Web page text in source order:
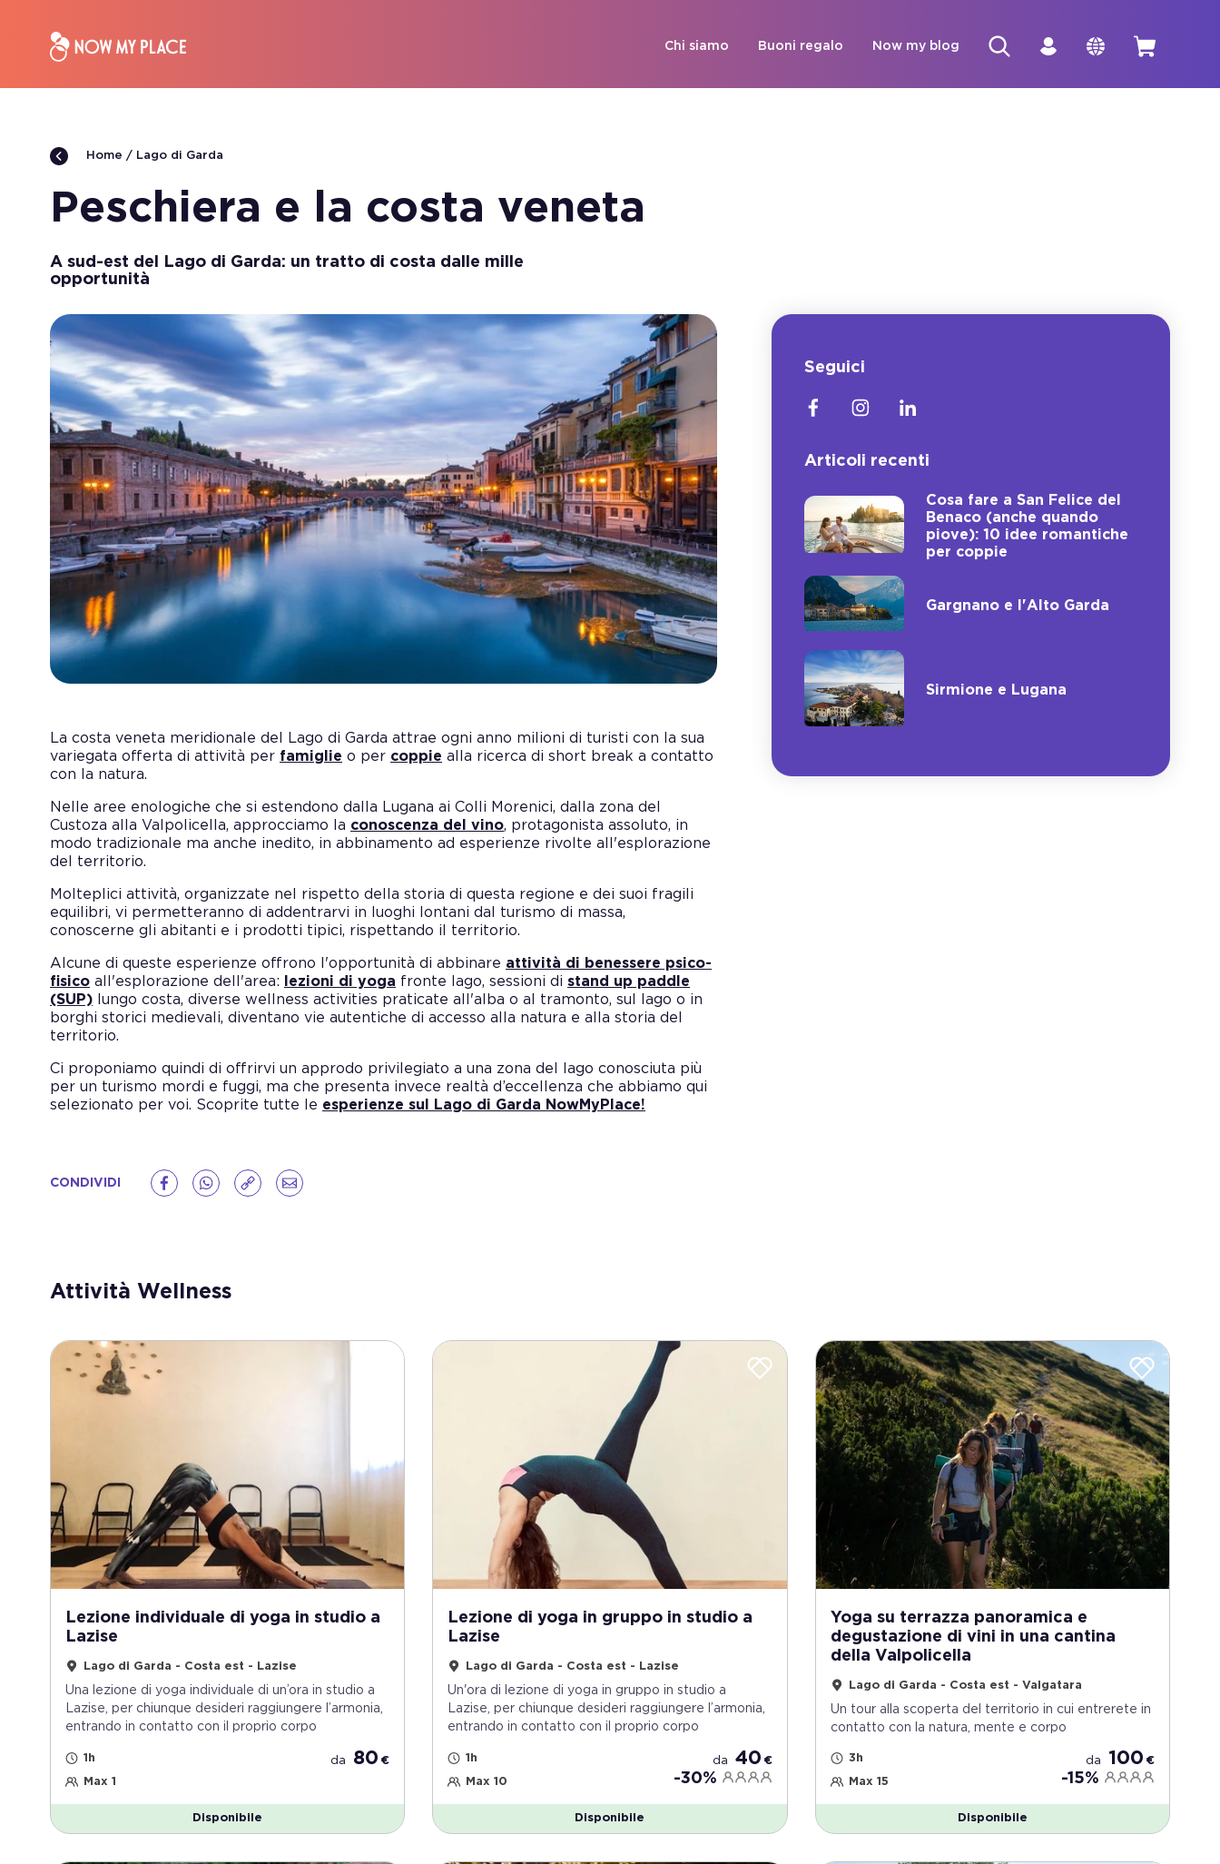
Chi siamo Buoni regalo Now my blog
Home Lago di Garda
Peschiera e la costa veneta
A sud-est del Lago di Garda: un tratto di costa dalle mille
opportunità
La costa veneta meridionale del Lago di Garda attrae ogni anno milioni di turisti con la sua
variegata offerta di attività per famiglie o per coppie alla ricerca di short break a contatto
con la natura.
Nelle aree enologiche che si estendono dalla Lugana ai Colli Morenici, dalla zona del
Custoza alla Valpolicella, approcciamo la conoscenza del vino, protagonista assoluto, in
modo tradizionale ma anche inedito, in abbinamento ad esperienze rivolte all'esplorazione
del territorio.
Molteplici attività, organizzate nel rispetto della storia di questa regione e dei suoi fragili
equilibri, vi permetteranno di addentrarvi in luoghi lontani dal turismo di massa,
conoscerne gli abitanti e i prodotti tipici, rispettando il territorio.
Alcune di queste esperienze offrono l'opportunità di abbinare attività di benessere psico-
fisico all'esplorazione dell'area: lezioni di yoga fronte lago, sessioni di stand up paddle
(SUP) lungo costa, diverse wellness activities praticate all'alba o al tramonto, sul lago o in
borghi storici medievali, diventano vie autentiche di accesso alla natura e alla storia del
territorio.
Ci proponiamo quindi di offrirvi un approdo privilegiato a una zona del lago conosciuta più
per un turismo mordi e fuggi, ma che presenta invece realtà d’eccellenza che abbiamo qui
selezionato per voi. Scoprite tutte le esperienze sul Lago di Garda NowMyPlace!
CONDIVIDI
Seguici
Articoli recenti
Cosa fare a San Felice del
Benaco (anche quando
piove): 10 idee romantiche
per coppie
Gargnano e l'Alto Garda
Sirmione e Lugana
Attività Wellness
Lezione individuale di yoga in studio a
Lazise
Lago di Garda - Costa est - Lazise
Una lezione di yoga individuale di un’ora in studio a
Lazise, per chiunque desideri raggiungere l’armonia,
entrando in contatto con il proprio corpo
1h
Max 1
da 80 €
Disponibile
Lezione di yoga in gruppo in studio a
Lazise
Lago di Garda - Costa est - Lazise
Un'ora di lezione di yoga in gruppo in studio a
Lazise, per chiunque desideri raggiungere l’armonia,
entrando in contatto con il proprio corpo
1h
Max 10
da 40 €
-30%
Disponibile
Yoga su terrazza panoramica e
degustazione di vini in una cantina
della Valpolicella
Lago di Garda - Costa est - Valgatara
Un tour alla scoperta del territorio in cui entrerete in
contatto con la natura, mente e corpo
3h
Max 15
da 100 €
-15%
Disponibile